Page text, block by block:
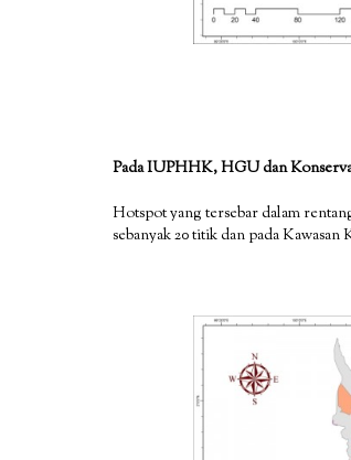
Pada IUPHHK, HGU dan
Hotspot yang tersebar dalam
sebanyak 20 titik dan pada Kawasan